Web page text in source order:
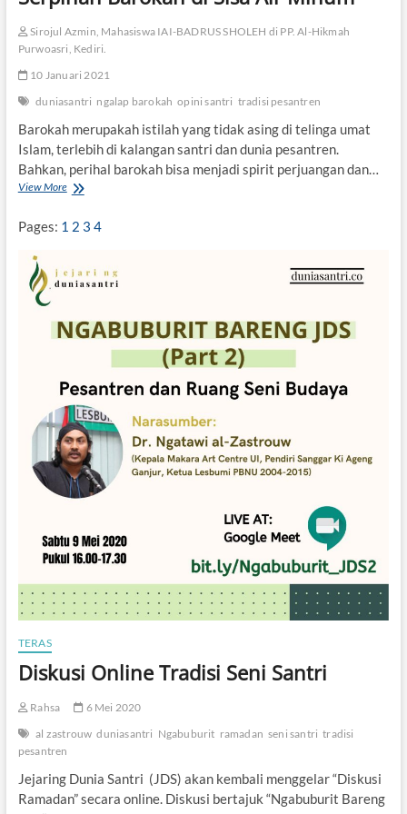
Sirojul Azmin, Mahasiswa IAI-BADRUS SHOLEH di PP. Al-Hikmah
Purwoasri, Kediri.
10 Januari 2021
duniasantri ngalap barokah opini santri tradisi pesantren
Barokah merupakah istilah yang tidak asing di telinga umat
Islam, terlebih di kalangan santri dan dunia pesantren.
Bahkan, perihal barokah bisa menjadi spirit perjuangan dan…
View MoreS
p
h
a
a
k
a
h
d
i
S
i
s
i
r
Pages: 1 2 3 4
TERAS
Diskusi Online Tradisi Seni Santri
Rahsa
6 Mei 2020
al zastrouw duniasantri Ngabuburit ramadan seni santri tradisi
pesantren
Jejaring Dunia Santri (JDS) akan kembali menggelar “Diskusi
Ramadan” secara online. Diskusi bertajuk “Ngabuburit Bareng